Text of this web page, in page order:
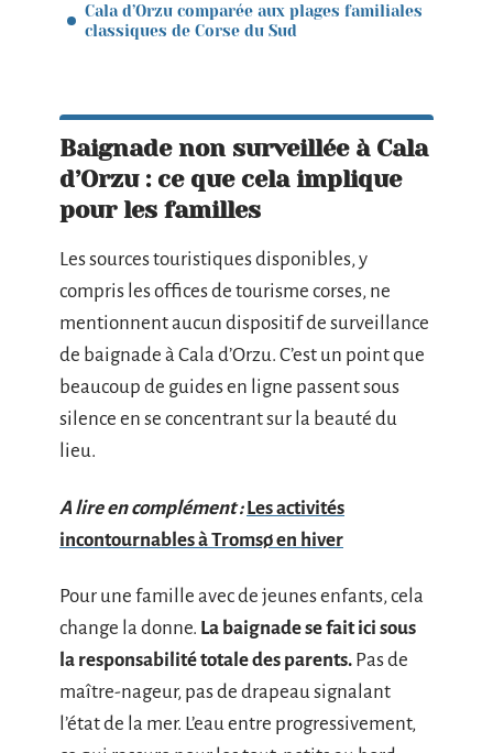
Cala d’Orzu comparée aux plages familiales
classiques de Corse du Sud
Baignade non surveillée à Cala
d’Orzu : ce que cela implique
pour les familles
Les sources touristiques disponibles, y
compris les offices de tourisme corses, ne
mentionnent aucun dispositif de surveillance
de baignade à Cala d’Orzu. C’est un point que
beaucoup de guides en ligne passent sous
silence en se concentrant sur la beauté du
lieu.
A lire en complément : Les activités
incontournables à Tromsø en hiver
Pour une famille avec de jeunes enfants, cela
change la donne. La baignade se fait ici sous
la responsabilité totale des parents. Pas de
maître-nageur, pas de drapeau signalant
l’état de la mer. L’eau entre progressivement,